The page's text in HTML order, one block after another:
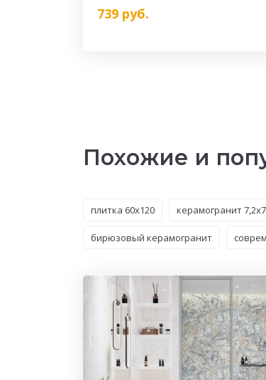
739 руб.
Похожие и
плитка 60x120 керамогранит
бирюзовый керамогранит